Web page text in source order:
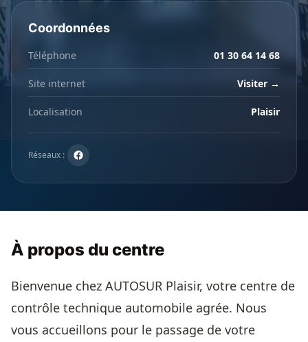
Coordonnées
Téléphone 01 30 64 14 68
Site internet Visiter →
Localisation Plaisir
Réseaux :
À propos du centre
Bienvenue chez AUTOSUR Plaisir, votre centre de
contrôle technique automobile agrée. Nous
vous accueillons pour le passage de votre